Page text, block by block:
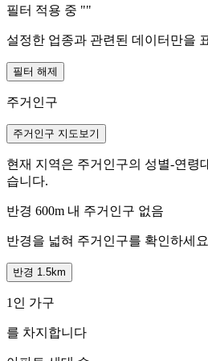
필터 적용 중 ""
설정한 업종과 관련된 데이터만을
필터 해제
주거인구
주거인구 지도보기
현재 지역은 주거인구의 성별-연령
습니다.
반경 600m 내 주거인구 없음
반경을 넓혀 주거인구를 확인하세
반경 1.5km
1인 가구
를 차지합니다